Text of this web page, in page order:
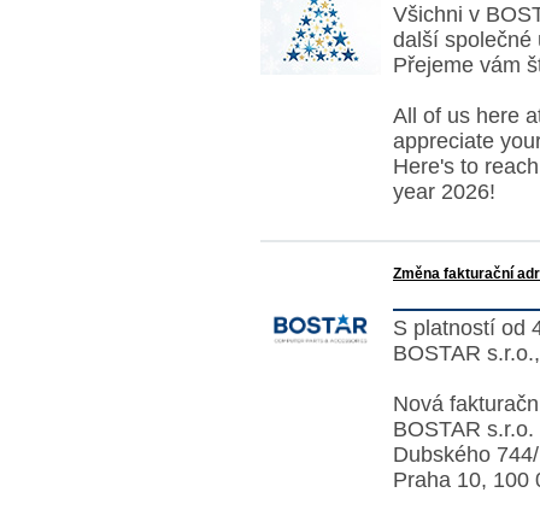
Všichni v
další společné
Přejeme vám
All of us here
appreciate
Here's to
year 2026!
Změna fakturační
S platností od
BOSTAR
Nová
BOSTAR s.r.o.
Dubského
Praha 10, 100